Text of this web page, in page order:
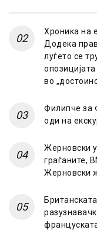
Хроника на
Додека
луѓето се
во
Филипче за
оди на
Жерновски
граѓаните,
Жерновски